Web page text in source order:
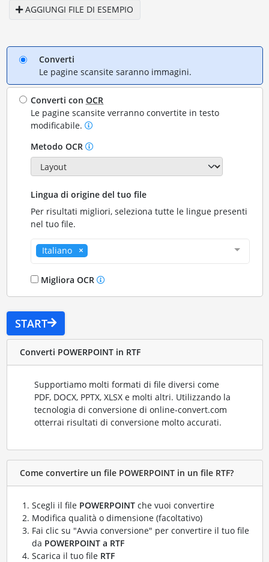
AGGIUNGI FILE DI ESEMPIO
Converti
Le pagine scansite saranno immagini.
Converti conOCR
Le pagine scansite verranno convertite in testo
modificabile.
Metodo OCR
Lingua di origine del tuo file
Per risultati migliori, seleziona tutte le lingue presenti
nel tuo file.
Italiano
Migliora OCR
START
Converti POWERPOINT in RTF
Supportiamo molti formati di file diversi come
PDF, DOCX, PPTX, XLSX e molti altri. Utilizzando la
tecnologia di conversione di online-convert.com
otterrai risultati di conversione molto accurati.
Come convertire un file POWERPOINT in un file RTF?
Scegli il file POWERPOINTche vuoi convertire
Modifica qualità o dimensione (facoltativo)
Fai clic su "Avvia conversione" per convertire il tuo file
da POWERPOINT a RTF
Scarica il tuo file RTF